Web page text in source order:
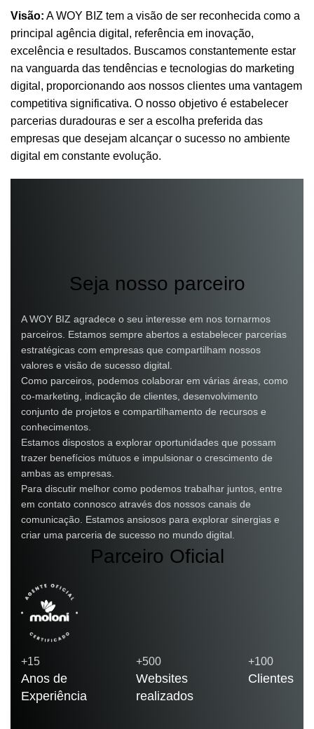
Visão: A WOY BIZ tem a visão de ser reconhecida como a
principal agência digital, referência em inovação,
excelência e resultados. Buscamos constantemente estar
na vanguarda das tendências e tecnologias do marketing
digital, proporcionando aos nossos clientes uma vantagem
competitiva significativa. O nosso objetivo é estabelecer
parcerias duradouras e ser a escolha preferida das
empresas que desejam alcançar o sucesso no ambiente
digital em constante evolução.
Seja nosso parceiro
A WOY BIZ agradece o seu interesse em nos tornarmos
parceiros. Estamos sempre abertos a estabelecer parcerias
estratégicas com empresas que compartilham nossos
valores e visão de sucesso digital.
Como parceiros, podemos colaborar em várias áreas, como
co-marketing, indicação de clientes, desenvolvimento
conjunto de projetos e compartilhamento de recursos e
conhecimentos.
Estamos dispostos a explorar oportunidades que possam
trazer benefícios mútuos e impulsionar o crescimento de
ambas as empresas.
Para discutir melhor como podemos trabalhar juntos, entre
em contato connosco através dos nossos canais de
comunicação. Estamos ansiosos para explorar sinergias e
criar uma parceria de sucesso no mundo digital.
Parceiro Oficial
+15
Anos de
Experiência
+500
Websites
realizados
+100
Clientes